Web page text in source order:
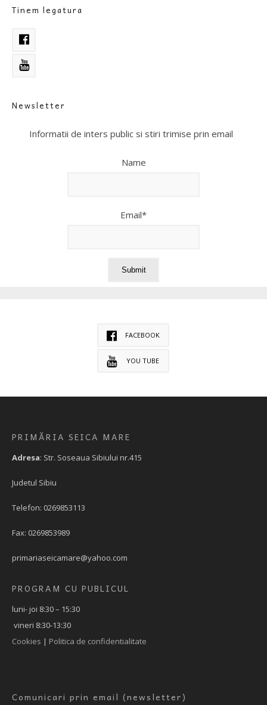
Tinem legatura
Newsletter
Informatii de inters public si stiri trimise prin email
Name
Email*
FACEBOOK
YOU TUBE
PRIMĂRIA SEICA MARE
Adresa: Str. Soseaua Sibiului nr.415
Judetul Sibiu
Telefon: 0269853113
Fax: 0269853989
primariaseicamare@yahoo.com
PROGRAM CU PUBLICUL
luni- joi 8:30 – 15:30
vineri 8:30-13:30
Cookies | Politica de confidentialitate
Comunicari prin email (newsletter)